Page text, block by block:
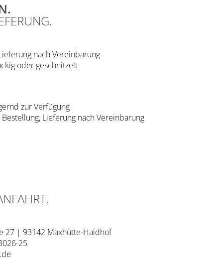
nach Vereinbarung
oder geschnitzelt
zur Verfügung
Lieferung nach Vereinbarung
27 | 93142 Maxhütte-Haidhof
25